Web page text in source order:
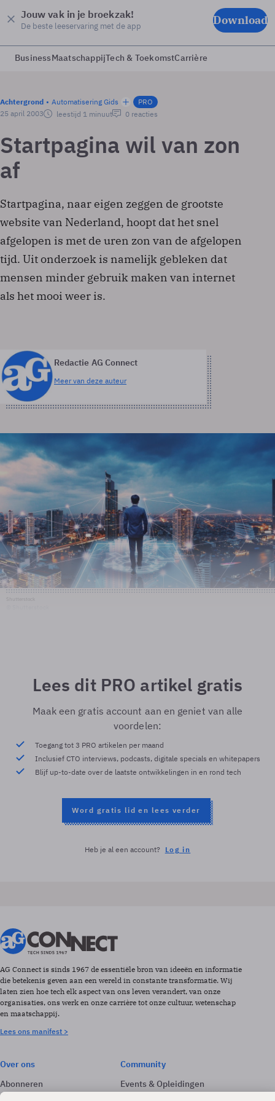
Jouw vak in je broekzak!
De beste leeservaring met de app Download
BusinessMaatschappijTech & ToekomstCarrière
Achtergrond Automatisering Gids
PRO
25 april 2003
leestijd 1 minuut 0 reacties
Startpagina wil van zon
af
Startpagina, naar eigen zeggen de grootste
website van Nederland, hoopt dat het snel
afgelopen is met de uren zon van de afgelopen
tijd. Uit onderzoek is namelijk gebleken dat
mensen minder gebruik maken van internet
als het mooi weer is.
Redactie AG Connect
Meer van deze auteur
Lees dit PRO artikel gratis
Maak een gratis account aan en geniet van alle
voordelen:
Toegang tot 3 PRO artikelen per maand
Inclusief CTO interviews, podcasts, digitale specials en whitepapers
Blijf up-to-date over de laatste ontwikkelingen in en rond tech
Word gratis lid en lees verder
Heb je al een account? Log in
AG Connect is sinds 1967 de essentiële bron van ideeën en informatie
die betekenis geven aan een wereld in constante transformatie. Wij
laten zien hoe tech elk aspect van ons leven verandert, van onze
organisaties, ons werk en onze carrière tot onze cultuur, wetenschap
en maatschappij.
Lees ons manifest >
Over ons
Abonneren
Adverteren
Community
Events & Opleidingen